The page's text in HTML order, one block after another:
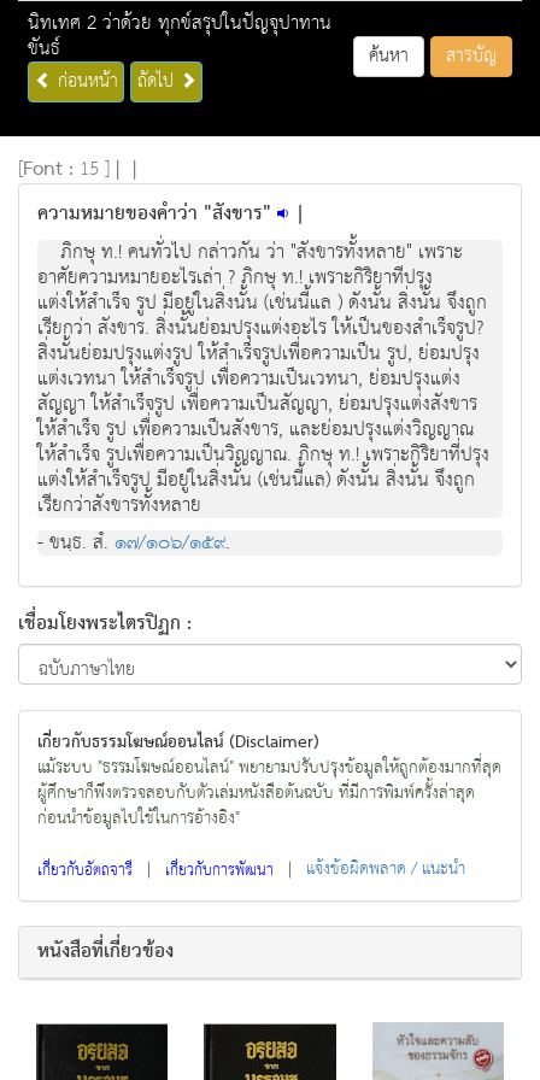
นิทเทศ 2 ว่าด้วย ทุกข์สรุปในปัญจุปาทาน
ขันธ์
ก่อนหน้า ถัดไป
ค้นหา สารบัญ
[Font : 15 ] | |
ความหมายของคำว่า "สังขาร" |
ภิกษุ ท.! คนทั่วไป กลาวกัน วา "สังขารทั้งหลาย" เพราะ
อาศัยความหมายอะไรเลา ? ภิกษุ ท.! เพราะกิริยาทีปรุง
แตงใหสําเร็จ รูป มีอยู่ในสิ่งนั้น (เชนนี้แล ) ดังนั้น สิ่งนั้น จึงถูก
เรียกวา สังขาร. สิ่งนั้นย่อมปรุงแตงอะไร ใหเปนของสําเร็จรูป?
สิ่งนั้นยอมปรุงแตงรูป ใหสําเร็จรูปเพื่อความเปน รูป, ยอมปรุง
แตงเวทนา ใหสําเร็จรูป เพื่อความเปนเวทนา, ยอมปรุงแตง
สัญญา ใหสําเร็จรูป เพื่อความเปนสัญญา, ยอมปรุงแตงสังขาร
ใหสําเร็จ รูป เพื่อความเปนสังขาร, และยอมปรุงแตงวิญญาณ
ใหสําเร็จ รูปเพื่อความเปนวิญญาณ. ภิกษุ ท.! เพราะกิริยาที่ปรุง
แตงใหสําเร็จรูป มีอยูในสิ่งนั้น (เชนนี้แล) ดังนั้น สิ่งนั้น จึงถูก
เรียกวาสังขารทั้งหลาย
- ขนฺธ. สํ. ๑๗/๑๐๖/๑๕๙.
เชื่อมโยงพระไตรปิฏก :
เกี่ยวกับธรรมโฆษณ์ออนไลน์ (Disclaimer)
แม้ระบบ "ธรรมโฆษณ์ออนไลน์" พยายามปรับปรุงข้อมูลให้ถูกต้องมากที่สุด
ผู้ศึกษาก็พึงตรวจสอบกับตัวเล่มหนังสือต้นฉบับ ที่มีการพิมพ์ครั้งล่าสุด
ก่อนนำข้อมูลไปใช้ในการอ้างอิง"
เกี่ยวกับอัตถจารี | เกี่ยวกับการพัฒนา | แจ้งข้อผิดพลาด / แนะนำ
หนังสือที่เกี่ยวข้อง